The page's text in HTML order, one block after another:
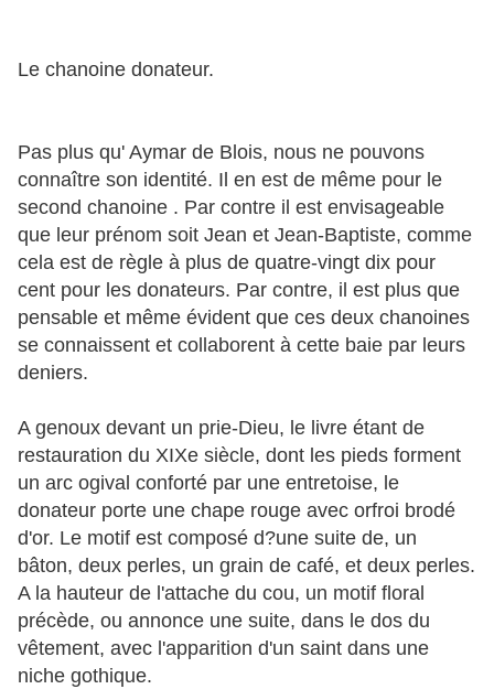
Le chanoine donateur.
Pas plus qu' Aymar de Blois, nous ne pouvons
connaître son identité. Il en est de même pour le
second chanoine . Par contre il est envisageable
que leur prénom soit Jean et Jean-Baptiste, comme
cela est de règle à plus de quatre-vingt dix pour
cent pour les donateurs. Par contre, il est plus que
pensable et même évident que ces deux chanoines
se connaissent et collaborent à cette baie par leurs
deniers.
A genoux devant un prie-Dieu, le livre étant de
restauration du XIXe siècle, dont les pieds forment
un arc ogival conforté par une entretoise, le
donateur porte une chape rouge avec orfroi brodé
d'or. Le motif est composé d?une suite de, un
bâton, deux perles, un grain de café, et deux perles.
A la hauteur de l'attache du cou, un motif floral
précède, ou annonce une suite, dans le dos du
vêtement, avec l'apparition d'un saint dans une
niche gothique.